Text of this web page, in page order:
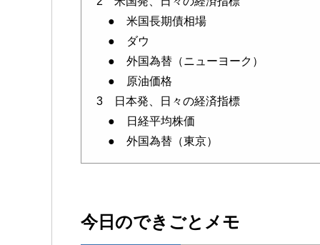
● 米国長期債相場
● ダウ
● 外国為替（ニューヨーク）
● 原油価格
3 日本発、日々の経済指標
● 日経平均株価
● 外国為替（東京）
今日のできごとメモ